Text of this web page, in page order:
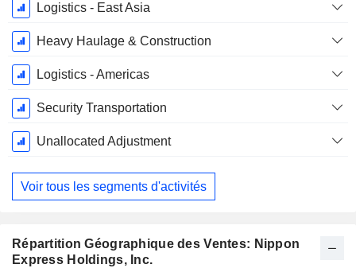
Logistics - East Asia
Heavy Haulage & Construction
Logistics - Americas
Security Transportation
Unallocated Adjustment
Voir tous les segments d'activités
Répartition Géographique des Ventes: Nippon
Express Holdings, Inc.